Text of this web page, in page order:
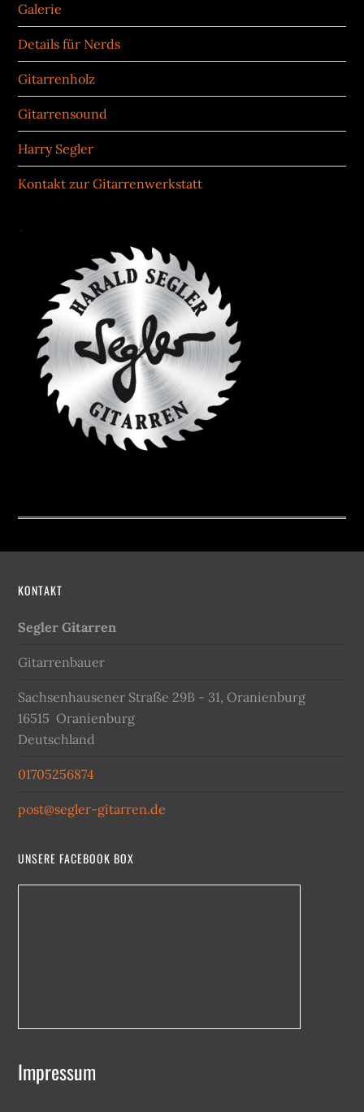
Galerie
Details für Nerds
Gitarrenholz
Gitarrensound
Harry Segler
Kontakt zur Gitarrenwerkstatt
KONTAKT
Segler Gitarren
Gitarrenbauer
Sachsenhausener Straße 29B - 31, Oranienburg
16515 Oranienburg
Deutschland
01705256874
post@segler-gitarren.de
UNSERE FACEBOOK BOX
Impressum